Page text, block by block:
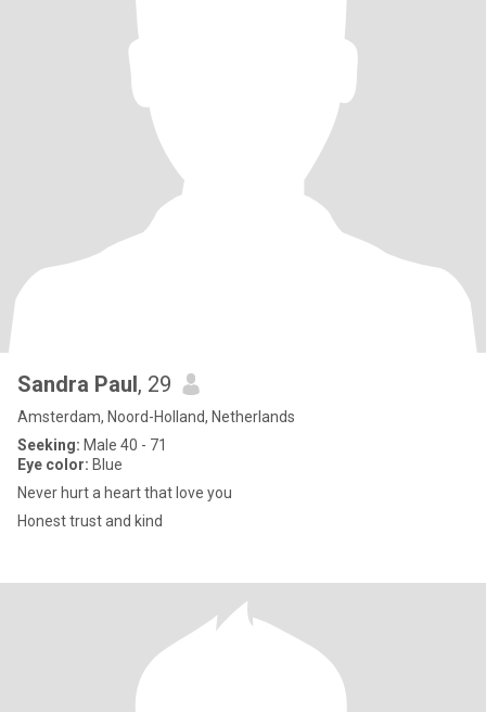
Sandra Paul, 29
Amsterdam, Noord-Holland, Netherlands
Seeking: Male 40 - 71
Eye color: Blue
Never hurt a heart that love you
Honest trust and kind